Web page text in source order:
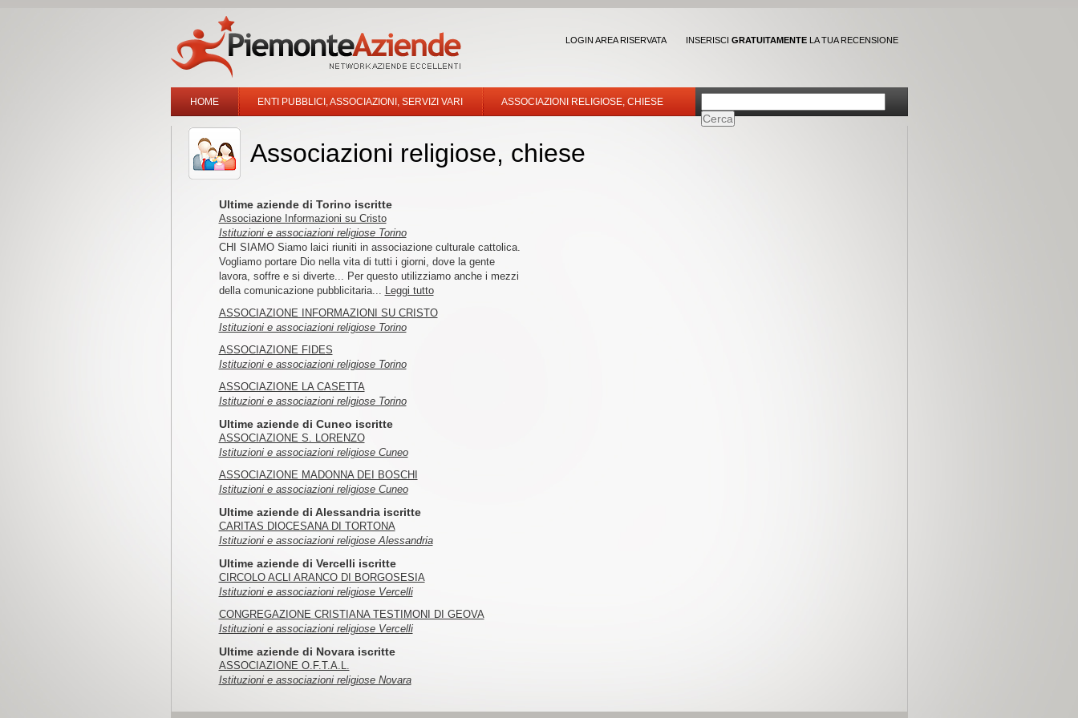
LOGIN AREA RISERVATA INSERISCI GRATUITAMENTELA TUA RECENSIONE
HOME ENTI PUBBLICI, ASSOCIAZIONI, SERVIZI VARI ASSOCIAZIONI RELIGIOSE, CHIESE
Associazioni religiose, chiese
Ultime aziende di Torino iscritte
Associazione Informazioni su Cristo
Istituzioni e associazioni religiose Torino
CHI SIAMO Siamo laici riuniti in associazione culturale cattolica.
Vogliamo portare Dio nella vita di tutti i giorni, dove la gente
lavora, soffre e si diverte... Per questo utilizziamo anche i mezzi
della comunicazione pubblicitaria... Leggi tutto
ASSOCIAZIONE INFORMAZIONI SU CRISTO
Istituzioni e associazioni religiose Torino
ASSOCIAZIONE FIDES
Istituzioni e associazioni religiose Torino
ASSOCIAZIONE LA CASETTA
Istituzioni e associazioni religiose Torino
Ultime aziende di Cuneo iscritte
ASSOCIAZIONE S. LORENZO
Istituzioni e associazioni religiose Cuneo
ASSOCIAZIONE MADONNA DEI BOSCHI
Istituzioni e associazioni religiose Cuneo
Ultime aziende di Alessandria iscritte
CARITAS DIOCESANA DI TORTONA
Istituzioni e associazioni religiose Alessandria
Ultime aziende di Vercelli iscritte
CIRCOLO ACLI ARANCO DI BORGOSESIA
Istituzioni e associazioni religiose Vercelli
CONGREGAZIONE CRISTIANA TESTIMONI DI GEOVA
Istituzioni e associazioni religiose Vercelli
Ultime aziende di Novara iscritte
ASSOCIAZIONE O.F.T.A.L.
Istituzioni e associazioni religiose Novara